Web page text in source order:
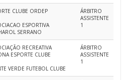
CLUBE ORDEP
ESPORTIVA
SERRANO
ÁRBITRO
ASSISTENTE
1
RECREATIVA
ESPORTE CLUBE
VERDE FUTEBOL CLUBE
ÁRBITRO
ASSISTENTE
1